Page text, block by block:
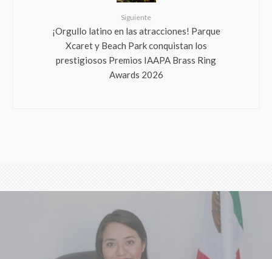
Siguiente
¡Orgullo latino en las atracciones! Parque
Xcaret y Beach Park conquistan los
prestigiosos Premios IAAPA Brass Ring
Awards 2026